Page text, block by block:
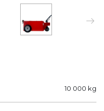
10 000 kg